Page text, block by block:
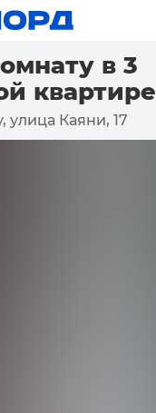
в 3
квартире
улица Каяни, 17